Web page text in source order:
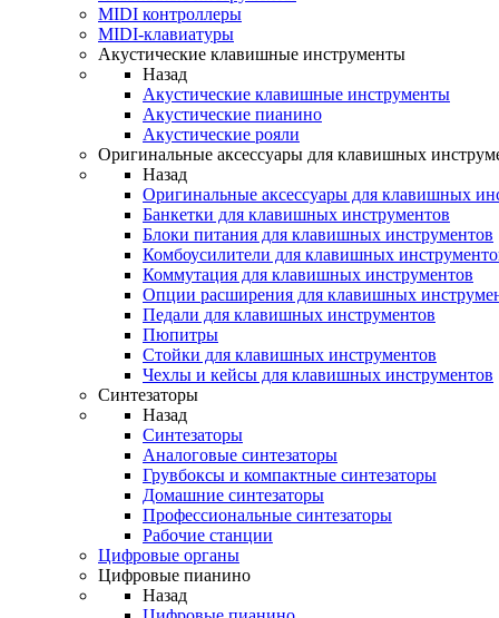
MIDI контроллеры
MIDI-клавиатуры
Акустические клавишные инструменты
Назад
Акустические клавишные инструменты
Акустические пианино
Акустические рояли
Оригинальные аксессуары для клавишных
Назад
Оригинальные аксессуары для клавишных
Банкетки для клавишных инструментов
Блоки питания для клавишных инструментов
Комбоусилители для клавишных
Коммутация для клавишных инструментов
Опции расширения для клавишных
Педали для клавишных инструментов
Пюпитры
Стойки для клавишных инструментов
Чехлы и кейсы для клавишных инструментов
Синтезаторы
Назад
Синтезаторы
Аналоговые синтезаторы
Грувбоксы и компактные синтезаторы
Домашние синтезаторы
Профессиональные синтезаторы
Рабочие станции
Цифровые органы
Цифровые пианино
Назад